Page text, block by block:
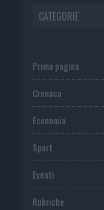
CATEGORIE
Prima pagina
Cronaca
Economia
Sport
Eventi
Rubriche